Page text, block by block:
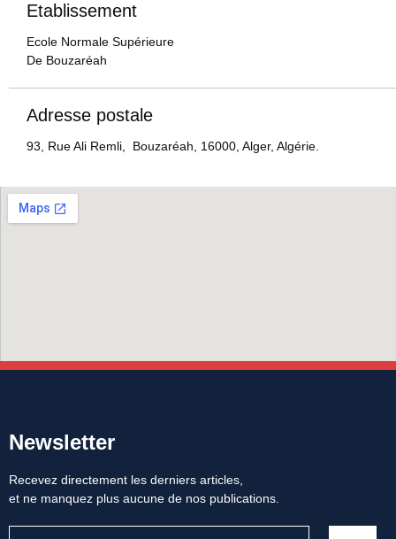
Etablissement
Ecole Normale Supérieure
De Bouzaréah
Adresse postale
93, Rue Ali Remli, Bouzaréah, 16000, Alger, Algérie.
Newsletter
Recevez directement les derniers articles,
et ne manquez plus aucune de nos publications.